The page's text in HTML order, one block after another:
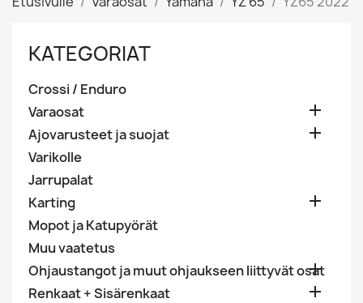
KATEGORIAT
Crossi / Enduro
Varaosat

Ajovarusteet ja suojat 
Varikolle
Jarrupalat
Karting

Mopot ja Katupyörät
Muu vaatetus
Ohjaustangot ja muut ohjaukseen liittyvät osat

Renkaat + Sisärenkaat 